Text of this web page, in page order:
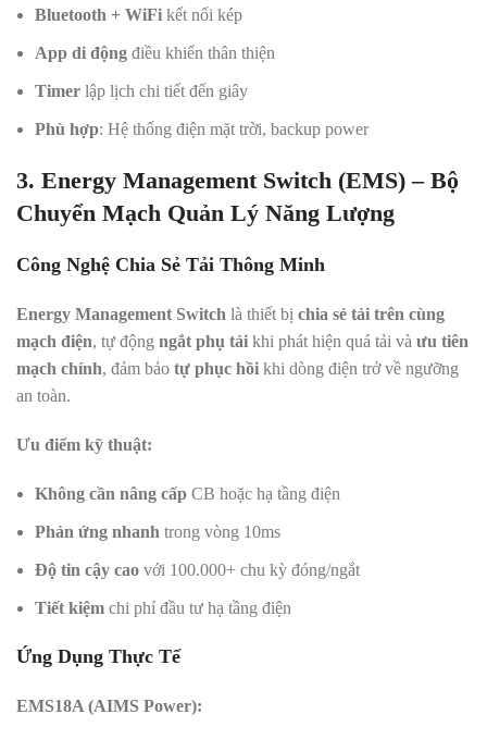
Bluetooth + WiFi kết nối kép
App di động điều khiển thân thiện
Timer lập lịch chi tiết đến giây
Phù hợp: Hệ thống điện mặt trời, backup power
3. Energy Management Switch (EMS) – Bộ
Chuyển Mạch Quản Lý Năng Lượng
Công Nghệ Chia Sẻ Tải Thông Minh
Energy Management Switch là thiết bị chia sẻ tải trên cùng
mạch điện, tự động ngắt phụ tải khi phát hiện quá tải và ưu tiên
mạch chính, đảm bảo tự phục hồi khi dòng điện trở về ngưỡng
an toàn.
Ưu điểm kỹ thuật:
Không cần nâng cấp CB hoặc hạ tầng điện
Phản ứng nhanh trong vòng 10ms
Độ tin cậy cao với 100.000+ chu kỳ đóng/ngắt
Tiết kiệm chi phí đầu tư hạ tầng điện
Ứng Dụng Thực Tế
EMS18A (AIMS Power):